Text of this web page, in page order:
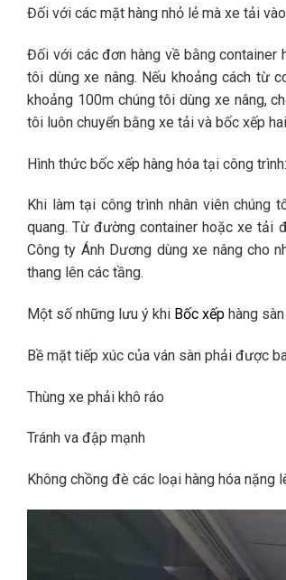
Đối với các mặt hàng nhỏ lẻ mà xe tải
Đối với các đơn hàng về bằng container
tôi dùng xe nâng. Nếu khoảng cách từ
khoảng 100m chúng tôi dùng xe nâng,
tôi luôn chuyển bằng xe tải và bốc xếp
Hình thức bốc xếp hàng hóa tại công trình:
Khi làm tại công trình nhân viên
quang. Từ đường container hoặc xe tải
Công ty Ánh Dương dùng xe nâng cho
thang lên các tầng.
Một số những lưu ý khi Bốc xếp hàng
Bề mặt tiếp xúc của ván sàn phải được
Thùng xe phải khô ráo
Tránh va đập mạnh
Không chồng đè các loại hàng hóa nặng